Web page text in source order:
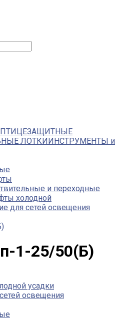
ПТИЦЕЗАЩИТНЫЕ
ЛОТКИИНСТРУМЕНТЫ и
и переходные
холодной
для сетей освещения
1-25/50(Б)
усадки
освещения